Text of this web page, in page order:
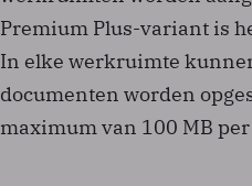
Premium Plus-variant is
In elke werkruimte
documenten worden
maximum van 100 MB